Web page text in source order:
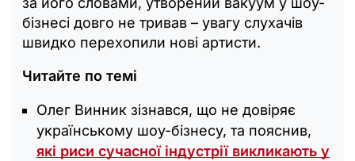
бізнесі довго не тривав – увагу слухачів
швидко перехопили нові артисти.
Читайте по темі
Олег Винник зізнався, що не довіряє
українському шоу-бізнесу, та пояснив,
які риси сучасної індустрії викликають у